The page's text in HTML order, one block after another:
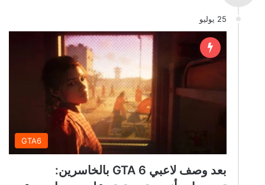
25 يوليو
GTA6
بعد وصف لاعبي GTA 6 بالخاسرين: